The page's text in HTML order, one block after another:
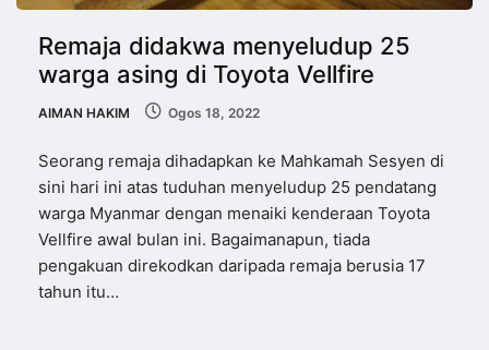
Remaja didakwa menyeludup 25
warga asing di Toyota Vellfire
AIMAN HAKIM Ogos 18, 2022
Seorang remaja dihadapkan ke Mahkamah Sesyen di
sini hari ini atas tuduhan menyeludup 25 pendatang
warga Myanmar dengan menaiki kenderaan Toyota
Vellfire awal bulan ini. Bagaimanapun, tiada
pengakuan direkodkan daripada remaja berusia 17
tahun itu…